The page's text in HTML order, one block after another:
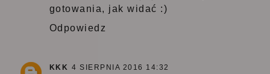
gotowania, jak widać :)
Odpowiedz
KKK 4 SIERPNIA 2016 14:32